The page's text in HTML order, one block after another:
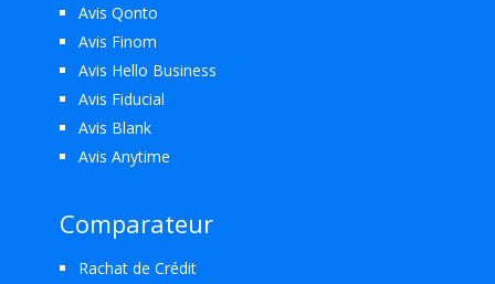
Avis Qonto
Avis Finom
Avis Hello Business
Avis Fiducial
Avis Blank
Avis Anytime
Comparateur
Rachat de Crédit